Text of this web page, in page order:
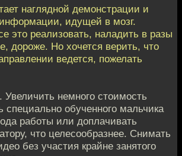
наглядной демонстрации и
идущей в мозг.
это реализовать, наладить в разы
дороже. Но хочется верить, что
ведется, пожелать
немного стоимость
специально обученного мальчика
работы или доплачивать
что целесообразнее. Снимать
без участия крайне занятого